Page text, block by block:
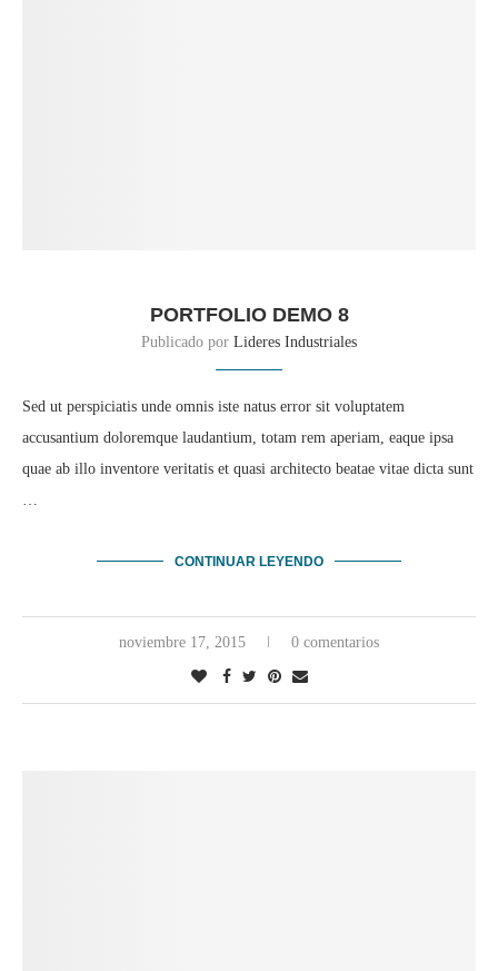
PORTFOLIO DEMO 8
Publicado por Lideres Industriales
Sed ut perspiciatis unde omnis iste natus error sit voluptatem
accusantium doloremque laudantium, totam rem aperiam, eaque ipsa
quae ab illo inventore veritatis et quasi architecto beatae vitae dicta sunt
…
CONTINUAR LEYENDO
noviembre 17, 2015 0 comentarios